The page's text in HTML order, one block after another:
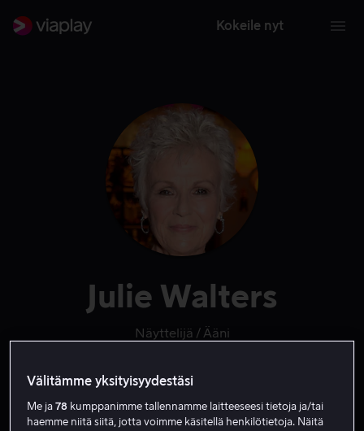
Kokeile nyt
Julie Walters
Näyttelijä Ääni
Välitämme yksityisyydestäsi
Me ja78 kumppanimme tallennamme laitteeseesi tietoja ja/tai
haemme niitä siitä, jotta voimme käsitellä henkilötietoja. Näitä